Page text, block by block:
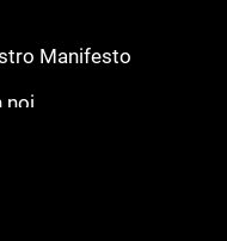
Manifesto
noi